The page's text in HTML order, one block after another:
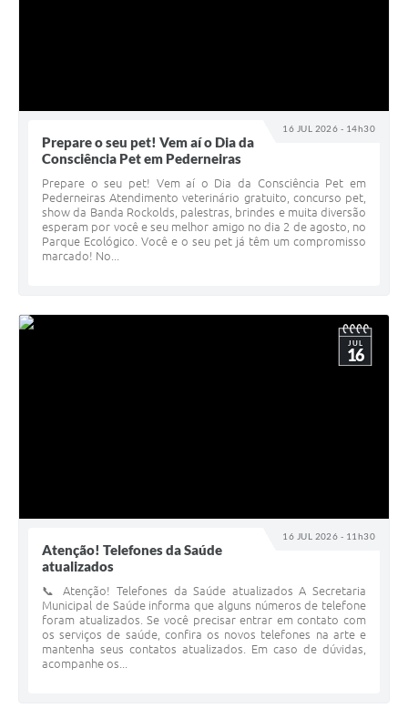
16 JUL 2026 - 14h30
Prepare o seu pet! Vem aí o Dia da
Consciência Pet em Pederneiras
Prepare o seu pet! Vem aí o Dia da Consciência Pet em
Pederneiras Atendimento veterinário gratuito, concurso pet,
show da Banda Rockolds, palestras, brindes e muita diversão
esperam por você e seu melhor amigo no dia 2 de agosto, no
Parque Ecológico. Você e o seu pet já têm um compromisso
marcado! No...
16 JUL 2026 - 11h30
JUL
16
Atenção! Telefones da Saúde
atualizados
📞 Atenção! Telefones da Saúde atualizados A Secretaria
Municipal de Saúde informa que alguns números de telefone
foram atualizados. Se você precisar entrar em contato com
os serviços de saúde, confira os novos telefones na arte e
mantenha seus contatos atualizados. Em caso de dúvidas,
acompanhe os...